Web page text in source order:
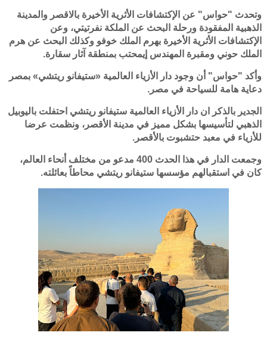
وتحدث "حواس" عن الإكتشافات الأثرية الأخيرة بالاقصر والمدينة
الذهبية المفقودة ورحلة البحث عن الملكة نفرتيتي، وعن
الإكتشافات الأثرية الأخيرة بهرم الملك خوفو وكذلك البحث عن هرم
الملك حوني ومقبرة المهندس إيمحتب بمنطقة آثار سقارة.
وأكد "حواس" أن وجود دار الأزياء العالمية «ستيفانو ريتشي» بمصر
دعاية هامة للسياحة في مصر.
الجدير بالذكر ان دار الأزياء العالمية ستيفانو ريتشي احتفلت باليوبيل
الذهبي لتأسيسها بشكل مميز في مدينة الأقصر، ونظمت عرضا
للأزياء في معبد حتشبوت بالأقصر.
وجمعت الدار في هذا الحدث 400 مدعو من مختلف أنحاء العالم،
كان في استقبالهم مؤسسها ستيفانو ريتشي محاطاً بعائلته.